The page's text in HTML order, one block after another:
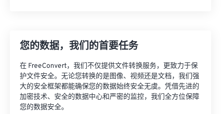
您的数据，我们的首要任务
在 FreeConvert，我们不仅提供文件转换服务，更致力于保
护文件安全。无论您转换的是图像、视频还是文档，我们强
大的安全框架都能确保您的数据始终安全无虞。凭借先进的
加密技术、安全的数据中心和严密的监控，我们全方位保障
您的数据安全。